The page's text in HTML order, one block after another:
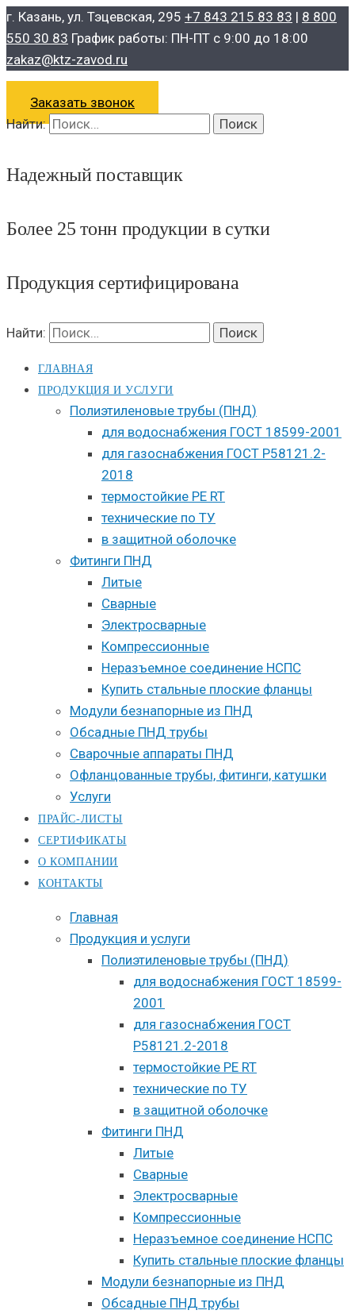
г. Казань, ул. Тэцевская, 295 +7 843 215 83 83 | 8 800
550 30 83 График работы: ПН-ПТ с 9:00 до 18:00
zakaz@ktz-zavod.ru
Заказать звонок
Найти:
Надежный поставщик
Более 25 тонн продукции в сутки
Продукция сертифицирована
Найти:
ГЛАВНАЯ
ПРОДУКЦИЯ И УСЛУГИ
Полиэтиленовые трубы (ПНД)
для водоснабжения ГОСТ 18599-2001
для газоснабжения ГОСТ Р58121.2-
2018
термостойкие PE RT
технические по ТУ
в защитной оболочке
Фитинги ПНД
Литые
Сварные
Электросварные
Компрессионные
Неразъемное соединение НСПС
Купить стальные плоские фланцы
Модули безнапорные из ПНД
Обсадные ПНД трубы
Сварочные аппараты ПНД
Офланцованные трубы, фитинги, катушки
Услуги
ПРАЙС-ЛИСТЫ
СЕРТИФИКАТЫ
О КОМПАНИИ
КОНТАКТЫ
Главная
Продукция и услуги
Полиэтиленовые трубы (ПНД)
для водоснабжения ГОСТ 18599-
2001
для газоснабжения ГОСТ
Р58121.2-2018
термостойкие PE RT
технические по ТУ
в защитной оболочке
Фитинги ПНД
Литые
Сварные
Электросварные
Компрессионные
Неразъемное соединение НСПС
Купить стальные плоские фланцы
Модули безнапорные из ПНД
Обсадные ПНД трубы